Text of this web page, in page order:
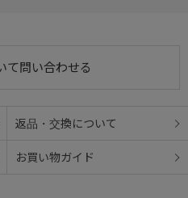
、個性的なレッドやブルー/パー
て問い合わせる
返品・交換について
お買い物ガイド